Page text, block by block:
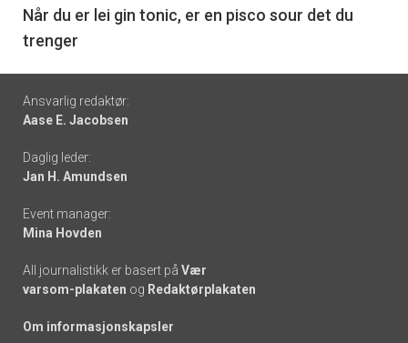
6
Når du er lei gin tonic, er en pisco sour det du
trenger
Footer
-
links
Ansvarlig redaktør:
Aase E. Jacobsen
Daglig leder:
Jan H. Amundsen
Event manager:
Mina Hovden
All journalistikk er basert på Vær
varsom-plakaten og Redaktørplakaten
Om informasjonskapsler